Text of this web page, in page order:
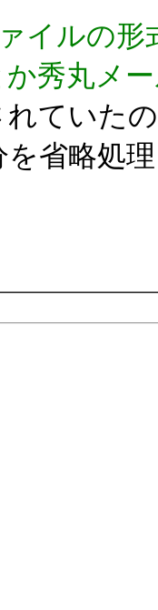
イルの形
秀丸メ
ていた
省略処